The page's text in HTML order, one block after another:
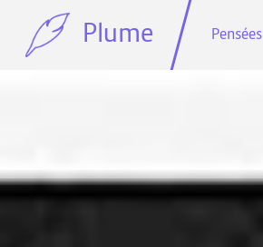
Plume Pensées